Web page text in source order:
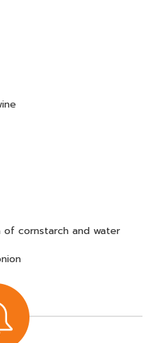
cornstarch and water